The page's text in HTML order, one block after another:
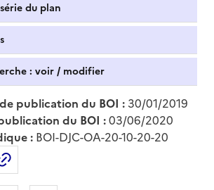
du plan
: voir / modifier
publication du BOI : 30/01/2019
du BOI :03/06/2020
: BOI-DJC-OA-20-10-20-20
document au format pdf